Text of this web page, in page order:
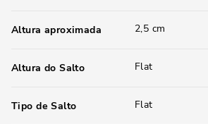
Altura aproximada 2,5 cm
Altura do Salto Flat
Tipo de Salto Flat